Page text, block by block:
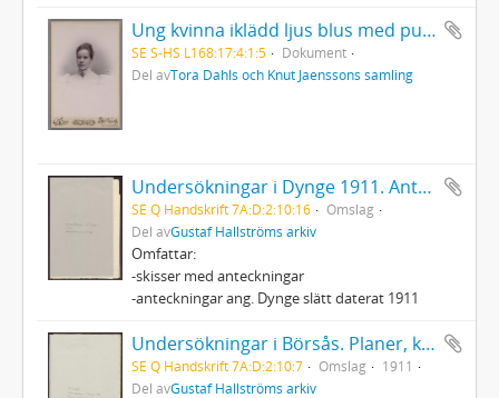
Ung kvinna iklädd ljus blus med puffärmar
SE S-HS L168:17:4:1:5
Dokument
Del avTora Dahls och Knut Jaenssons samling
Undersökningar i Dynge 1911. Anteckningar, planer
SE Q Handskrift 7A:D:2:10:16
Omslag
Del avGustaf Hallströms arkiv
Omfattar:
-skisser med anteckningar
-anteckningar ang. Dynge slätt daterat 1911
Undersökningar i Börsås. Planer, kartor, anteckningar, tidningsurklipp
SE Q Handskrift 7A:D:2:10:7 Omslag
1911
Del avGustaf Hallströms arkiv